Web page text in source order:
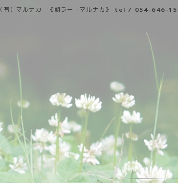
（有）マルナカ 《朝ラー・マルナカ》 tel / 054-646-